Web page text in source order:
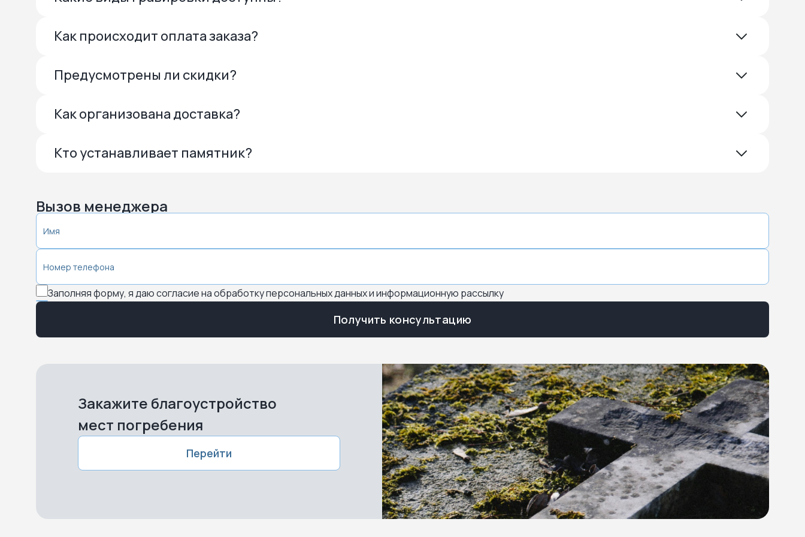
Как происходит оплата заказа?
Предусмотрены ли скидки?
Как организована доставка?
Кто устанавливает памятник?
Вызов менеджера
Заполняя форму, я даю согласие на обработку персональных данных и информационную рассылку
Получить консультацию
Закажите благоустройство
мест погребения
Перейти